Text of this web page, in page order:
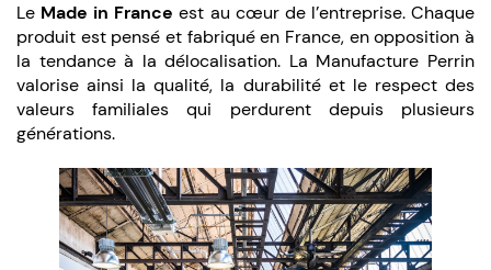
Le Made in France est au cœur de l’entreprise. Chaque
produit est pensé et fabriqué en France, en opposition à
la tendance à la délocalisation. La Manufacture Perrin
valorise ainsi la qualité, la durabilité et le respect des
valeurs familiales qui perdurent depuis plusieurs
générations.